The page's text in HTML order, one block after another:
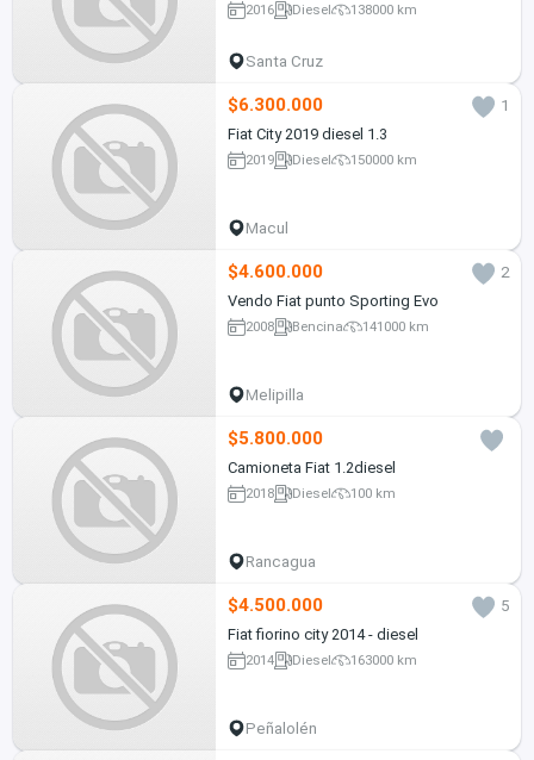
2016 Diesel 138000 km
Santa Cruz
$6.300.000
1
Fiat City 2019 diesel 1.3
2019 Diesel 150000 km
Macul
$4.600.000
2
Vendo Fiat punto Sporting Evo
2008 Bencina 141000 km
Melipilla
$5.800.000
Camioneta Fiat 1.2diesel
2018 Diesel 100 km
Rancagua
$4.500.000
5
Fiat fiorino city 2014 - diesel
2014 Diesel 163000 km
Peñalolén